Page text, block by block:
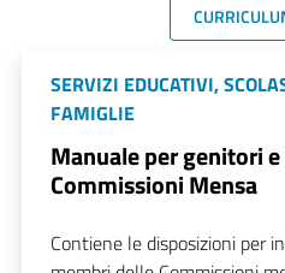
SERVIZI EDUCATIVI,
FAMIGLIE
Manuale per genitori
Commissioni Mensa
Contiene le disposizioni per